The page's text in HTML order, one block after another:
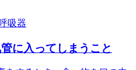
吸器
に入ってしまうこと